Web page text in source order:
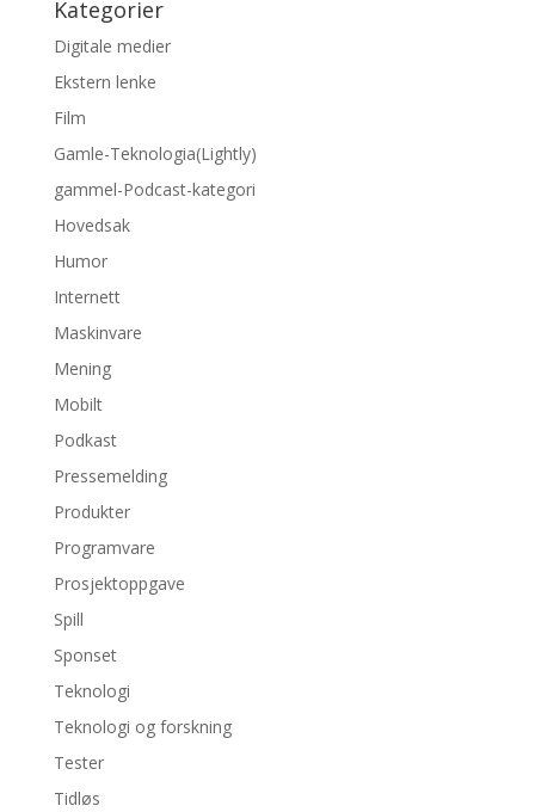
Kategorier
Digitale medier
Ekstern lenke
Film
Gamle-Teknologia(Lightly)
gammel-Podcast-kategori
Hovedsak
Humor
Internett
Maskinvare
Mening
Mobilt
Podkast
Pressemelding
Produkter
Programvare
Prosjektoppgave
Spill
Sponset
Teknologi
Teknologi og forskning
Tester
Tidløs